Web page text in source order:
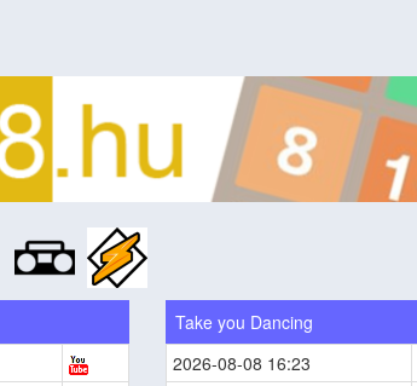
Take you Dancing
2026-08-08 16:23